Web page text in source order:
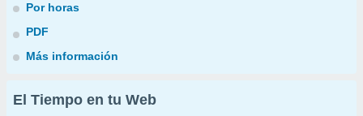
Por horas
PDF
Más información
El Tiempo en tu Web